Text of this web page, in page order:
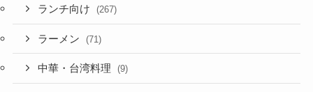
ランチ向け (267)
ラーメン (71)
中華・台湾料理 (9)